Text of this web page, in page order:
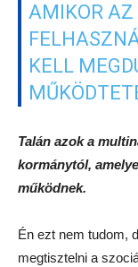
AMIKOR
KELL
Talán azok a
kormánytól,
működnek.
Én ezt nem tudom,
megtisztelni a